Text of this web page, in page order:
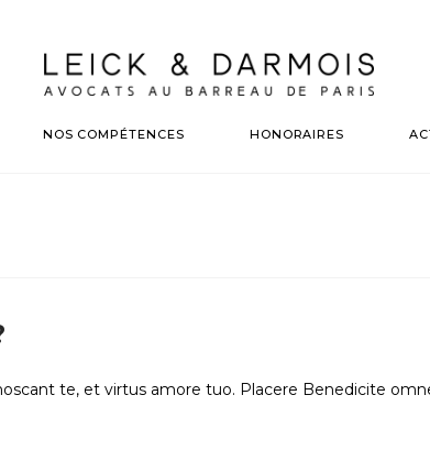
NOS COMPÉTENCES HONORAIRES
te, et virtus amore tuo. Placere Benedicite